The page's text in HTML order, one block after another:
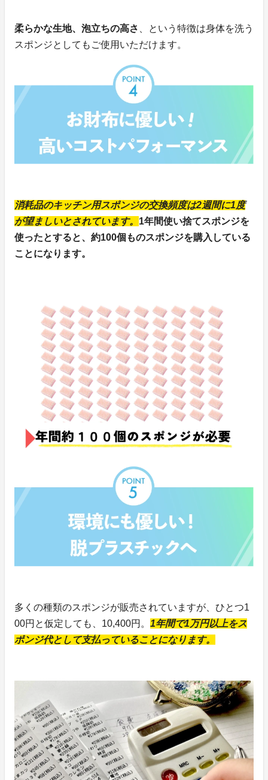
柔らかな生地、泡立ちの高さ
、という特徴は身体を洗う
スポンジとしてもご使用いただけます。
消耗品のキッチン用スポンジの交換頻度は2週間に1度
が望ましいとされています。 1年間使い捨てスポンジを
使ったとすると、約100個ものスポンジを購入している
ことになります。
多くの種類のスポンジが販売されていますが、ひとつ1
00円と仮定しても、10,400円。 1年間で1万円以上をス
ポンジ代として支払っていることになります。